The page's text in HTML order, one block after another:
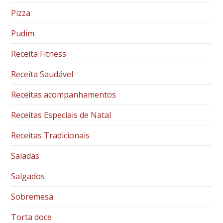
Pizza
Pudim
Receita Fitness
Receita Saudável
Receitas acompanhamentos
Receitas Especiais de Natal
Receitas Tradicionais
Saladas
Salgados
Sobremesa
Torta doce